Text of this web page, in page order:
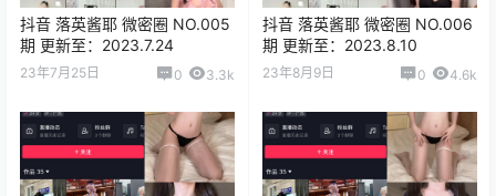
抖音 落英酱耶 微密圈 NO.005
期 更新至：2023.7.24
23年7月25日 0 3.3k
抖音 落英酱耶 微密圈 NO.006
期 更新至：2023.8.10
23年8月9日 0 4.6k